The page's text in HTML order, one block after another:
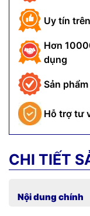
Uy tín
Hơn
dụng
Sản
Hỗ trợ tư
CHI TIẾT
Nội dung chính